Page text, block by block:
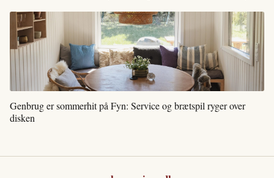
Genbrug er sommerhit på Fyn: Service og brætspil ryger over
disken